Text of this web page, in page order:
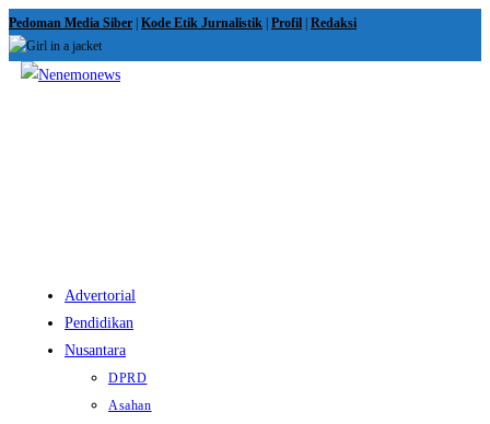
Skip
to
content
Pedoman Media Siber Kode Etik Jurnalistik Profil Redaksi
Advertorial
Pendidikan
Nusantara
DPRD
Asahan